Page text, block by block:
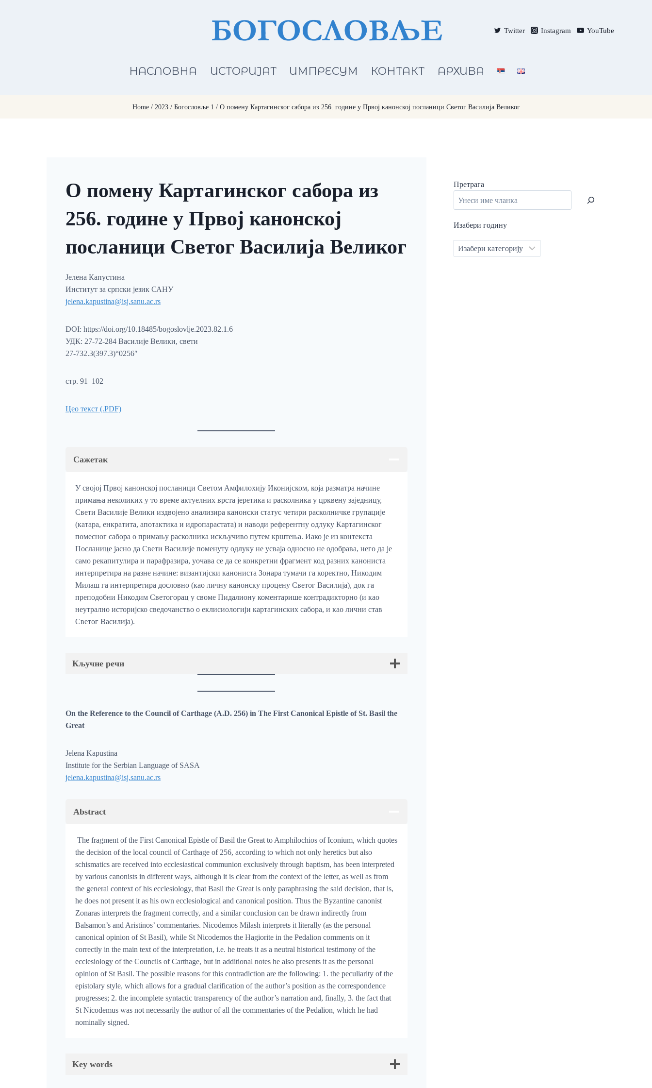
Twitter Instagram YouTube
НАСЛОВНА ИСТОРИЈАТ ИМПРЕСУМ КОНТАКТ АРХИВА
Home / 2023 / Богословље 1 / О помену Картагинског сабора из 256. године у Првој канонској посланици Светог Василија Великог
О помену Картагинског сабора из
256. године у Првој канонској
посланици Светог Василија Великог
Јелена Капустина
Институт за српски језик САНУ
jelena.kapustina@isj.sanu.ac.rs
DOI: https://doi.org/10.18485/bogoslovlje.2023.82.1.6
УДК: 27-72-284 Василије Велики, свети
27-732.3(397.3)“0256″
стр. 91–102
Цео текст (.PDF)
Сажетак
У својој Првој канонској посланици Светом Амфилохију Иконијском, која разматра начине
примања неколиких у то време актуeлних врста јеретика и расколника у црквену заједницу,
Свети Василије Велики издвојено анализира канонски статус четири расколничке групације
(катара, енкратита, апотактика и идропарастата) и наводи референтну одлуку Картагинског
помесног сабора о примању расколника искључиво путем крштења. Иако је из контекста
Посланице јасно да Свети Василије поменуту одлуку не усваја односно не одобрава, него да је
само рекапитулира и парафразира, уочава се да се конкретни фрагмент код разних канониста
интерпретира на разне начине: византијски канониста Зонара тумачи га коректно, Никодим
Милаш га интерпретира дословно (као личну канонску процену Светог Василија), док га
преподобни Никодим Светогорац у своме Пидалиону коментарише контрадикторно (и као
неутрално историјско сведочанство о еклисиологији картагинских сабора, и као лични став
Светог Василија).
Кључне речи
On the Reference to the Council of Carthage (A.D. 256) in The First Canonical Epistle of St. Basil the
Great
Jelena Kapustina
Institute for the Serbian Language of SASA
jelena.kapustina@isj.sanu.ac.rs
Abstract
The fragment of the First Canonical Epistle of Basil the Great to Amphilochios of Iconium, which quotes
the decision of the local council of Carthage of 256, according to which not only heretics but also
schismatics are received into ecclesiastical communion exclusively through baptism, has been interpreted
by various canonists in different ways, although it is clear from the context of the letter, as well as from
the general context of his ecclesiology, that Basil the Great is only paraphrasing the said decision, that is,
he does not present it as his own ecclesiological and canonical position. Thus the Byzantine canonist
Zonaras interprets the fragment correctly, and a similar conclusion can be drawn indirectly from
Balsamon’s and Aristinos’ commentaries. Nicodemos Milash interprets it literally (as the personal
canonical opinion of St Basil), while St Nicodemos the Hagiorite in the Pedalion comments on it
correctly in the main text of the interpretation, i.e. he treats it as a neutral historical testimony of the
ecclesiology of the Councils of Carthage, but in additional notes he also presents it as the personal
opinion of St Basil. The possible reasons for this contradiction are the following: 1. the peculiarity of the
epistolary style, which allows for a gradual clarification of the author’s position as the correspondence
progresses; 2. the incomplete syntactic transparency of the author’s narration and, finally, 3. the fact that
St Nicodemus was not necessarily the author of all the commentaries of the Pedalion, which he had
nominally signed.
Key words
Претрага
Изабери годину
Категорије